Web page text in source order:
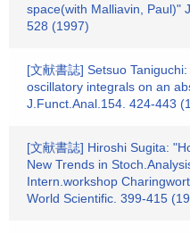
space(with Malliavin, Paul)"
528 (1997)
[文献書誌] Setsuo
oscillatory integrals on an
J.Funct.Anal.154. 424-443
[文献書誌] Hiroshi Sugita:
New Trends in
Intern.workshop
World Scientific. 399-415